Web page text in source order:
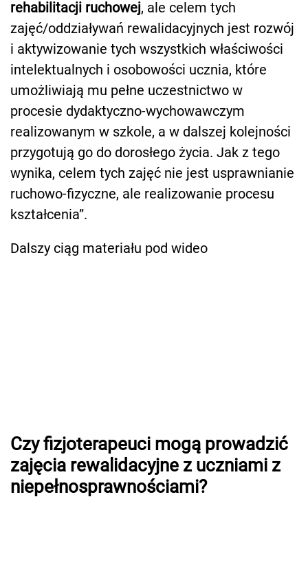
rehabilitacji ruchowej, ale celem tych
zajęć/oddziaływań rewalidacyjnych jest rozwój
i aktywizowanie tych wszystkich właściwości
intelektualnych i osobowości ucznia, które
umożliwiają mu pełne uczestnictwo w
procesie dydaktyczno-wychowawczym
realizowanym w szkole, a w dalszej kolejności
przygotują go do dorosłego życia. Jak z tego
wynika, celem tych zajęć nie jest usprawnianie
ruchowo-fizyczne, ale realizowanie procesu
kształcenia”.
Dalszy ciąg materiału pod wideo
Czy fizjoterapeuci mogą prowadzić
zajęcia rewalidacyjne z uczniami z
niepełnosprawnościami?